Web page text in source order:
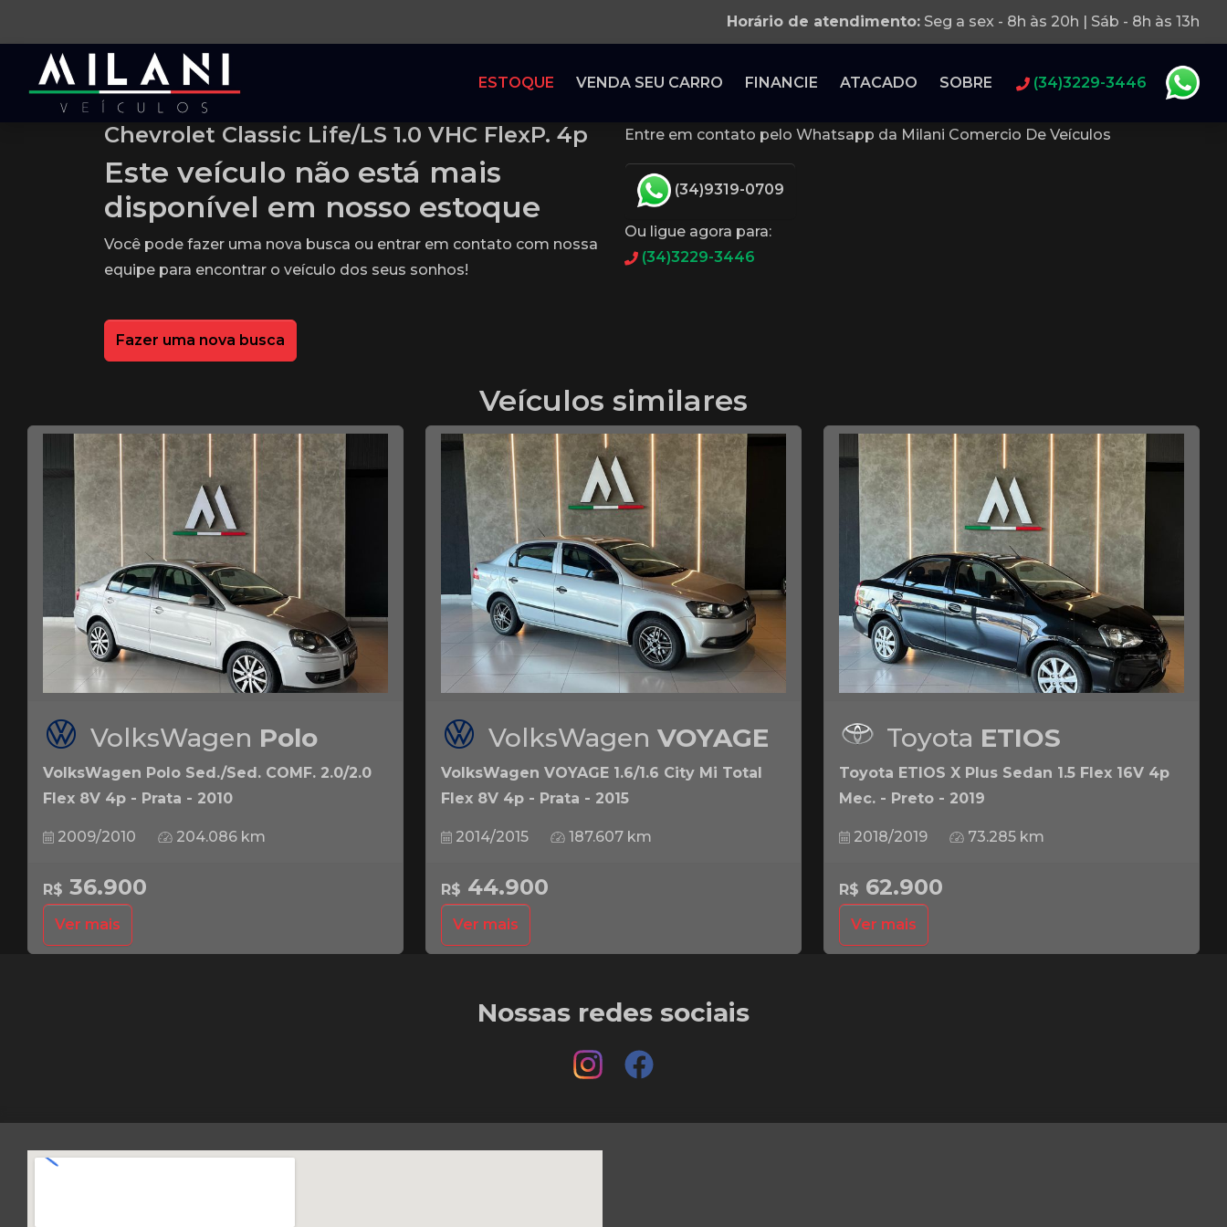
Horário de atendimento: Seg a sex - 8h às 20h | Sáb - 8h às 13h
ESTOQUE VENDA SEU CARRO FINANCIE ATACADO SOBRE (34)3229-3446
Chevrolet Classic Life/LS 1.0 VHC FlexP. 4p
Este veículo não está mais
disponível em nosso estoque
Você pode fazer uma nova busca ou entrar em contato com nossa
equipe para encontrar o veículo dos seus sonhos!
Fazer uma nova busca
Entre em contato pelo Whatsapp da Milani Comercio De Veículos
(34)9319-0709
Ou ligue agora para:
(34)3229-3446
Veículos similares
VolksWagen Polo
VolksWagen Polo Sed./Sed. COMF. 2.0/2.0
Flex 8V 4p - Prata - 2010
2009/2010 204.086 km
R$ 36.900
Ver mais
VolksWagen VOYAGE
VolksWagen VOYAGE 1.6/1.6 City Mi Total
Flex 8V 4p - Prata - 2015
2014/2015 187.607 km
R$ 44.900
Ver mais
Toyota ETIOS
Toyota ETIOS X Plus Sedan 1.5 Flex 16V 4p
Mec. - Preto - 2019
2018/2019 73.285 km
R$ 62.900
Ver mais
Nossas redes sociais